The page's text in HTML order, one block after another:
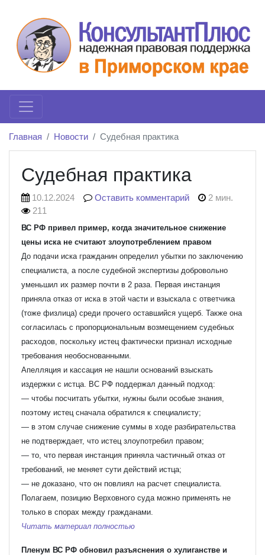
Главная Новости Судебная практика
Судебная практика
10.12.2024 Оставить комментарий
2 мин.
211
ВС РФ привел пример, когда значительное снижение
цены иска не считают злоупотреблением правом
До подачи иска гражданин определил убытки по заключению
специалиста, а после судебной экспертизы добровольно
уменьшил их размер почти в 2 раза. Первая инстанция
приняла отказ от иска в этой части и взыскала с ответчика
(тоже физлица) среди прочего оставшийся ущерб. Также она
согласилась с пропорциональным возмещением судебных
расходов, поскольку истец фактически признал исходные
требования необоснованными.
Апелляция и кассация не нашли оснований взыскать
издержки с истца. ВС РФ поддержал данный подход:
— чтобы посчитать убытки, нужны были особые знания,
поэтому истец сначала обратился к специалисту;
— в этом случае снижение суммы в ходе разбирательства
не подтверждает, что истец злоупотребил правом;
— то, что первая инстанция приняла частичный отказ от
требований, не меняет сути действий истца;
— не доказано, что он повлиял на расчет специалиста.
Полагаем, позицию Верховного суда можно применять не
только в спорах между гражданами.
Читать материал полностью
Пленум ВС РФ обновил разъяснения о хулиганстве и